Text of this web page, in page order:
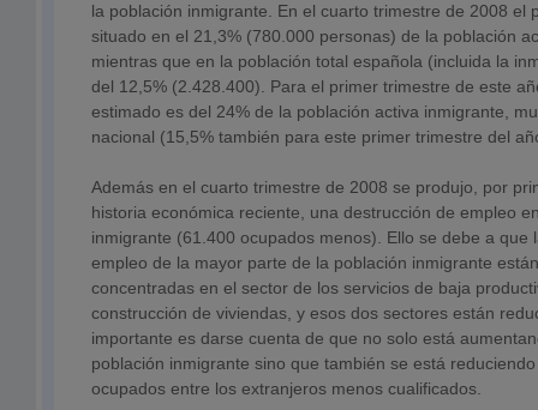
la población inmigrante. En el cuarto trimestre de 2008 el
situado en el 21,3% (780.000 personas) de la población
mientras que en la población total española (incluida la
del 12,5% (2.428.400). Para el primer trimestre de este
estimado es del 24% de la población activa inmigrante,
nacional (15,5% también para este primer trimestre del
Además en el cuarto trimestre de 2008 se produjo, por
historia económica reciente, una destrucción de empleo
inmigrante (61.400 ocupados menos). Ello se debe a que
empleo de la mayor parte de la población inmigrante
concentradas en el sector de los servicios de baja
construcción de viviendas, y esos dos sectores están
importante es darse cuenta de que no solo está
población inmigrante sino que también se está
ocupados entre los extranjeros menos cualificados.